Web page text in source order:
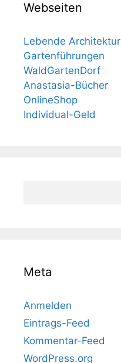
Webseiten
Lebende Architektur
Gartenführungen
WaldGartenDorf
Anastasia-Bücher
OnlineShop
Individual-Geld
Meta
Anmelden
Eintrags-Feed
Kommentar-Feed
WordPress.org